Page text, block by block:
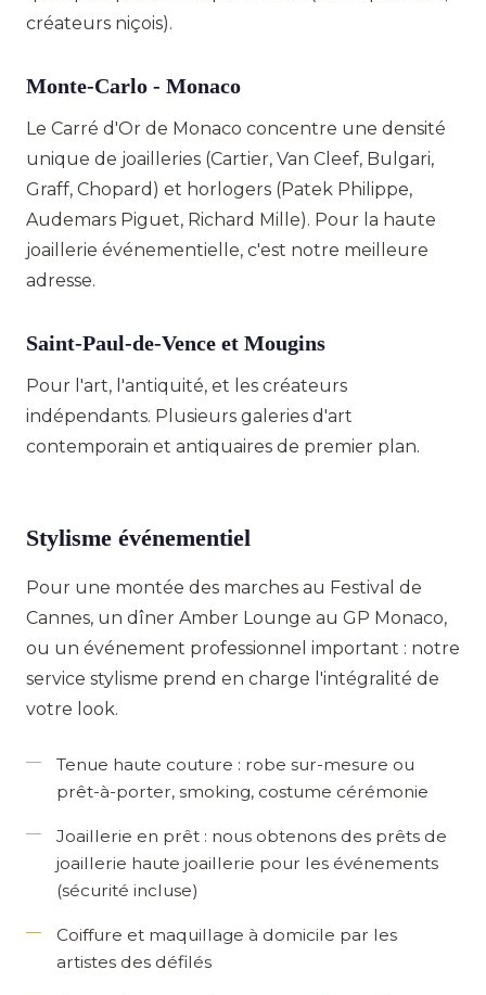
créateurs niçois).
Monte-Carlo - Monaco
Le Carré d'Or de Monaco concentre une densité
unique de joailleries (Cartier, Van Cleef, Bulgari,
Graff, Chopard) et horlogers (Patek Philippe,
Audemars Piguet, Richard Mille). Pour la haute
joaillerie événementielle, c'est notre meilleure
adresse.
Saint-Paul-de-Vence et Mougins
Pour l'art, l'antiquité, et les créateurs
indépendants. Plusieurs galeries d'art
contemporain et antiquaires de premier plan.
Stylisme événementiel
Pour une montée des marches au Festival de
Cannes, un dîner Amber Lounge au GP Monaco,
ou un événement professionnel important : notre
service stylisme prend en charge l'intégralité de
votre look.
Tenue haute couture : robe sur-mesure ou
prêt-à-porter, smoking, costume cérémonie
Joaillerie en prêt : nous obtenons des prêts de
joaillerie haute joaillerie pour les événements
(sécurité incluse)
Coiffure et maquillage à domicile par les
artistes des défilés